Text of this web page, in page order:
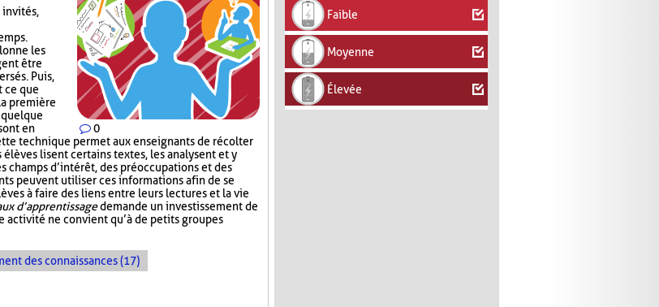
Faible
Moyenne
Élevée
0
invités,
les
être
Puis,
ce que
première
en
technique permet aux enseignants de récolter
lisent certains textes, les analysent et y
champs d’intérêt, des préoccupations et des
peuvent utiliser ces informations afin de se
à faire des liens entre leurs lectures et la vie
d’apprentissagedemande un investissement de
activité ne convient qu’à de petits groupes
des connaissances (17)